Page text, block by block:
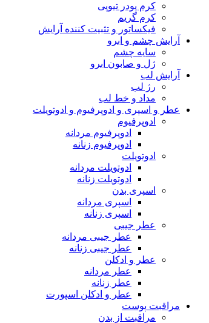
کرم پودر تیوپی
کرم گریم
فیکساتور و تثبیت کننده آرایش
آرایش چشم و ابرو
سایه چشم
ژل و صابون ابرو
آرایش لب
رژ لب
مداد و خط لب
عطر و اسپری و ادوپرفیوم و ادوتویلت
ادوپرفیوم
ادوپرفیوم مردانه
ادوپرفیوم زنانه
ادوتویلت
ادوتویلت مردانه
ادوتویلت زنانه
اسپری بدن
اسپری مردانه
اسپری زنانه
عطر جیبی
عطر جیبی مردانه
عطر جیبی زنانه
عطر و ادکلن
عطر مردانه
عطر زنانه
عطر و ادکلن اسپورت
مراقبت پوست
مراقبت از بدن